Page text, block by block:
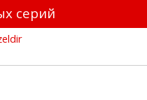
серий